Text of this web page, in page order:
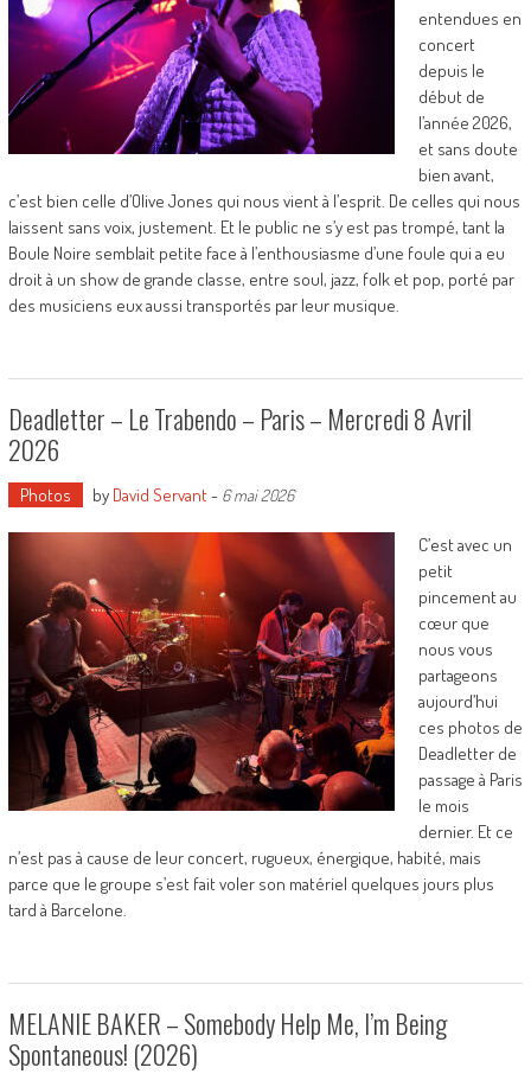
entendues en
concert
depuis le
début de
l’année 2026,
et sans doute
bien avant,
c’est bien celle d’Olive Jones qui nous vient à l’esprit. De celles qui nous
laissent sans voix, justement. Et le public ne s’y est pas trompé, tant la
Boule Noire semblait petite face à l’enthousiasme d’une foule qui a eu
droit à un show de grande classe, entre soul, jazz, folk et pop, porté par
des musiciens eux aussi transportés par leur musique.
Deadletter – Le Trabendo – Paris – Mercredi 8 Avril
2026
Photos by David Servant- 6 mai 2026
C’est avec un
petit
pincement au
cœur que
nous vous
partageons
aujourd’hui
ces photos de
Deadletter de
passage à Paris
le mois
dernier. Et ce
n’est pas à cause de leur concert, rugueux, énergique, habité, mais
parce que le groupe s’est fait voler son matériel quelques jours plus
tard à Barcelone.
MELANIE BAKER – Somebody Help Me, I’m Being
Spontaneous! (2026)